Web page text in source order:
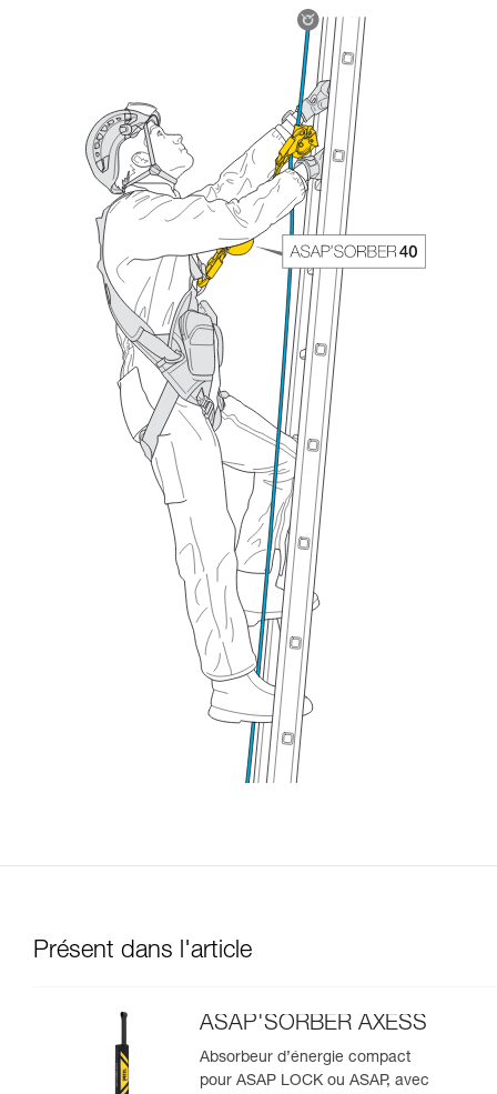
Présent dans l'article
ASAP'SORBER AXESS
Absorbeur d’énergie compact
pour ASAP LOCK ou ASAP, avec